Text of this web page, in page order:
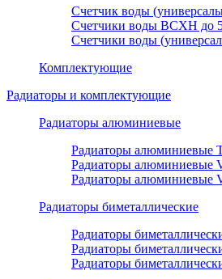
Счетчик воды
Счетчики воды ВСХН до
Счетчики воды
Комплектующие
Радиаторы и комплектующие
Радиаторы алюминиевые
Радиаторы
Радиаторы алюминиевые
Радиаторы алюминиевые
Радиаторы биметаллические
Радиаторы
Радиаторы
Радиаторы